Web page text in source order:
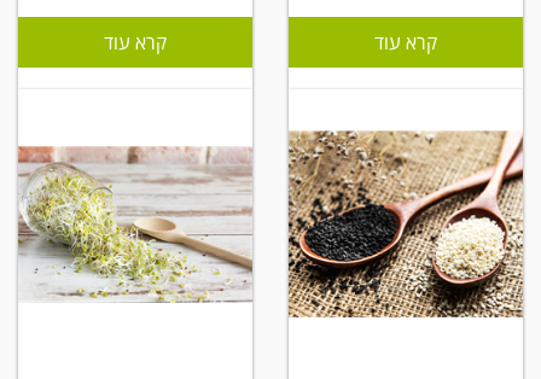
קרא עוד קרא עוד